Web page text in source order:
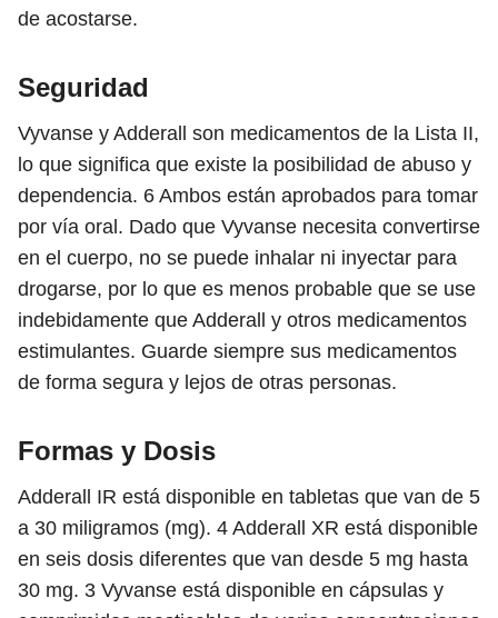
de acostarse.
Seguridad
Vyvanse y Adderall son medicamentos de la Lista II,
lo que significa que existe la posibilidad de abuso y
dependencia. 6 Ambos están aprobados para tomar
por vía oral. Dado que Vyvanse necesita convertirse
en el cuerpo, no se puede inhalar ni inyectar para
drogarse, por lo que es menos probable que se use
indebidamente que Adderall y otros medicamentos
estimulantes. Guarde siempre sus medicamentos
de forma segura y lejos de otras personas.
Formas y Dosis
Adderall IR está disponible en tabletas que van de 5
a 30 miligramos (mg). 4 Adderall XR está disponible
en seis dosis diferentes que van desde 5 mg hasta
30 mg. 3 Vyvanse está disponible en cápsulas y